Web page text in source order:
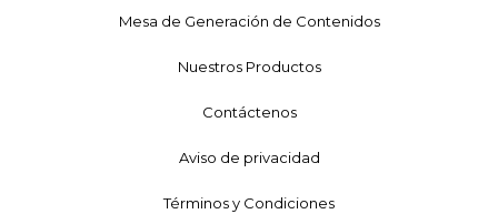
Mesa de Generación de Contenidos
Nuestros Productos
Contáctenos
Aviso de privacidad
Términos y Condiciones